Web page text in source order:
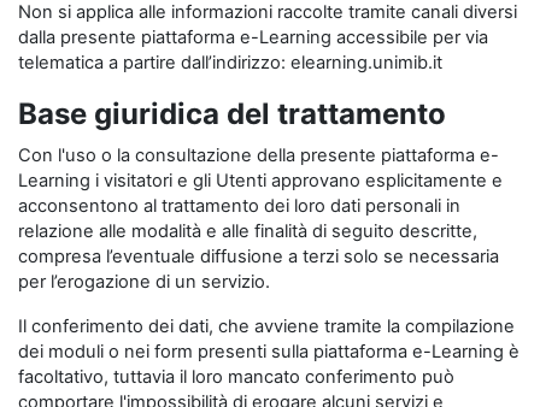
Non si applica alle informazioni raccolte tramite canali diversi
dalla presente piattaforma e-Learning accessibile per via
telematica a partire dall’indirizzo: elearning.unimib.it
Base giuridica del trattamento
Con l'uso o la consultazione della presente piattaforma e-
Learning i visitatori e gli Utenti approvano esplicitamente e
acconsentono al trattamento dei loro dati personali in
relazione alle modalità e alle finalità di seguito descritte,
compresa l’eventuale diffusione a terzi solo se necessaria
per l’erogazione di un servizio.
Il conferimento dei dati, che avviene tramite la compilazione
dei moduli o nei form presenti sulla piattaforma e-Learning è
facoltativo, tuttavia il loro mancato conferimento può
comportare l'impossibilità di erogare alcuni servizi e